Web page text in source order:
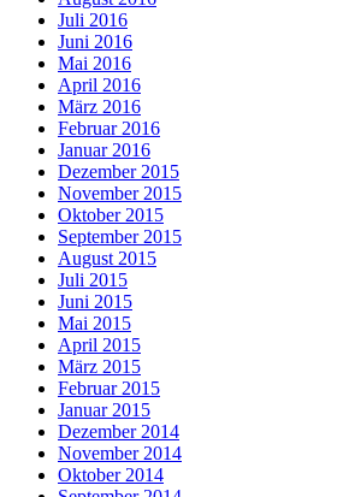
Juli 2016
Juni 2016
Mai 2016
April 2016
März 2016
Februar 2016
Januar 2016
Dezember 2015
November 2015
Oktober 2015
September 2015
August 2015
Juli 2015
Juni 2015
Mai 2015
April 2015
März 2015
Februar 2015
Januar 2015
Dezember 2014
November 2014
Oktober 2014